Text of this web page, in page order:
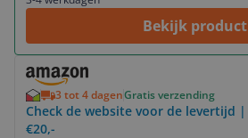
Bekijk product
3 tot 4 dagenGratis verzending
Check de website voor de levertijd
€20,-
Bekijk product